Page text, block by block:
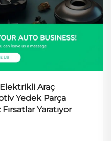
Araç
Yedek Parça
Yaratıyor